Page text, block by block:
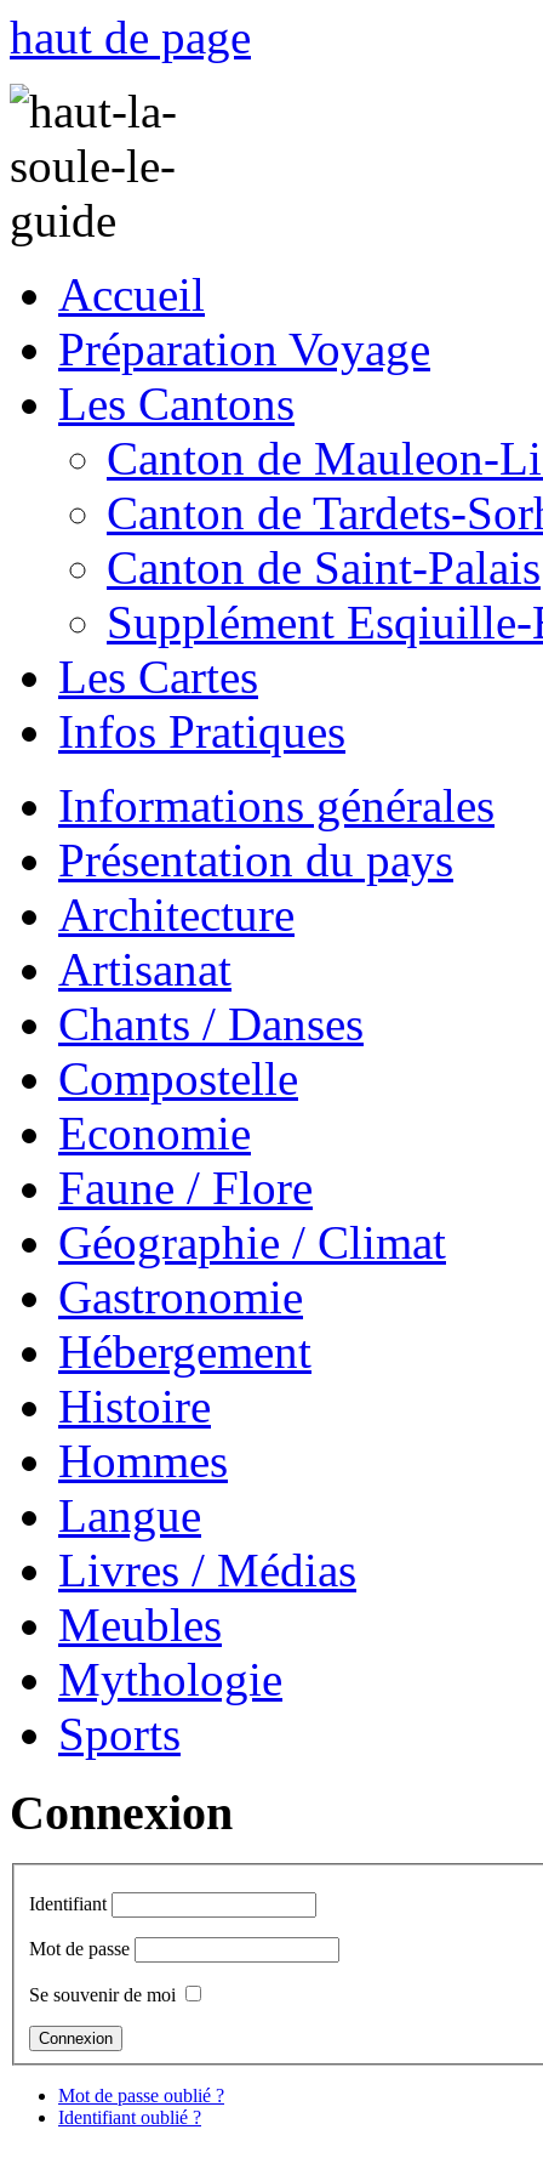
haut de page
Accueil
Préparation Voyage
Les Cantons
Canton de Mauleon-
Canton de Tardets-
Canton de Saint-Palais
Supplément
Les Cartes
Infos Pratiques
Informations générales
Présentation du pays
Architecture
Artisanat
Chants / Danses
Compostelle
Economie
Faune / Flore
Géographie / Climat
Gastronomie
Hébergement
Histoire
Hommes
Langue
Livres / Médias
Meubles
Mythologie
Sports
Connexion
Identifiant
Mot de passe
Se souvenir de moi
Mot de passe oublié ?
Identifiant oublié ?